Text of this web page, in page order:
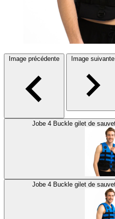
Image précédente Image suivante